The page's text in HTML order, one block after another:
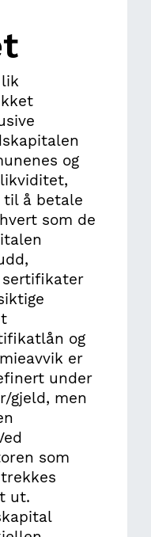
og
til å betale
som de
sertifikater
og
er
under
gjeld, men
som
ut.